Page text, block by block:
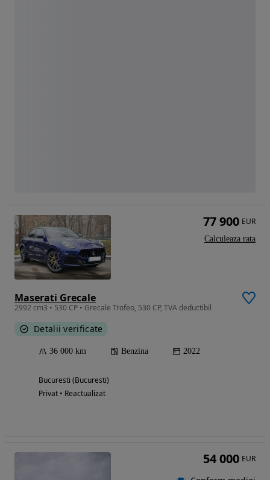
Maserati Grecale
2992 cm3 • 530 CP • Grecale Trofeo, 530 CP, TVA deductibil
Detalii verificate
36 000 km Benzina 2022
Bucuresti (Bucuresti)
Privat • Reactualizat
77 900 EUR
Calculeaza rata
54 000 EUR